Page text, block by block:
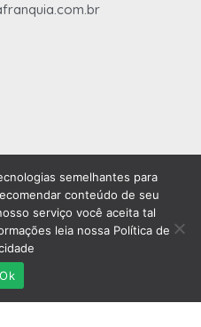
do grupo
semelhantes para
conteúdo de seu
serviço você aceita tal
leia nossa Política de
Ok